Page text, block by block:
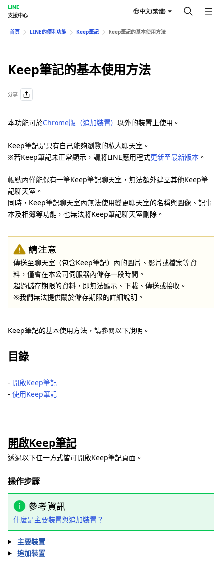
LINE
支援中心
中文(繁體)
首頁 LINE的便利功能 Keep筆記 Keep筆記的基本使用方法
Keep筆記的基本使用方法
分享
本功能可於Chrome版（追加裝置） 以外的裝置上使用。
Keep筆記是只有自己能夠瀏覽的私人聊天室。
※若Keep筆記未正常顯示，請將LINE應用程式更新至最新版本 。
帳號內僅能保有一筆Keep筆記聊天室，無法額外建立其他Keep筆
記聊天室。
同時，Keep筆記聊天室內無法使用變更聊天室的名稱與圖像、記事
本及相簿等功能，也無法將Keep筆記聊天室刪除。
請注意
傳送至聊天室（包含Keep筆記）內的圖片、影片或檔案等資
料，僅會在本公司伺服器內儲存一段時間。
超過儲存期限的資料，即無法顯示、下載、傳送或接收。
※我們無法提供關於儲存期限的詳細說明。
Keep筆記的基本使用方法，請參閱以下說明。
目錄
‐ 開啟Keep筆記
‐ 使用Keep筆記
開啟Keep筆記
透過以下任一方式皆可開啟Keep筆記頁面。
操作步驟
參考資訊
什麼是主要裝置與追加裝置？
主要裝置
追加裝置